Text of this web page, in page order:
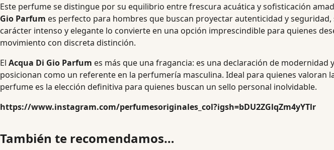
Este perfume se distingue por su equilibrio entre frescura acuática y sofisticación
Gio Parfum es perfecto para hombres que buscan proyectar autenticidad y
carácter intenso y elegante lo convierte en una opción imprescindible para quienes
movimiento con discreta distinción.
El Acqua Di Gio Parfum es más que una fragancia: es una declaración de
posicionan como un referente en la perfumería masculina. Ideal para quienes valoran
perfume es la elección definitiva para quienes buscan un sello personal inolvidable.
https://www.instagram.com/perfumesoriginales_col?igsh=bDU2ZGlqZm4yYTlr
También te recomendamos…